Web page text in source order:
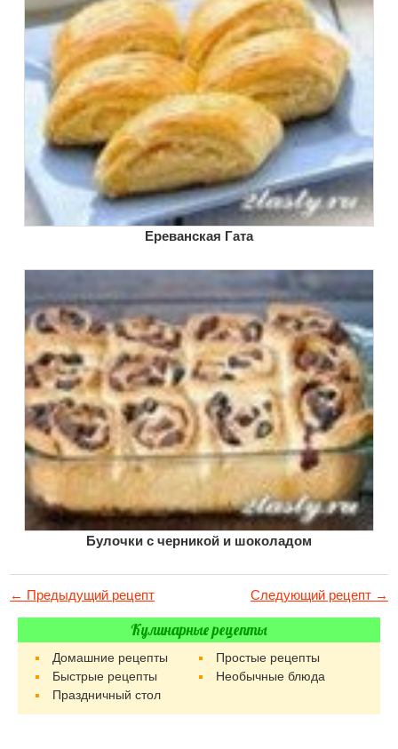
Ереванская Гата
Булочки с черникой и шоколадом
← Предыдущий рецепт Следующий рецепт →
Кулинарные рецепты
Домашние рецепты
Простые рецепты
Быстрые рецепты
Необычные блюда
Праздничный стол